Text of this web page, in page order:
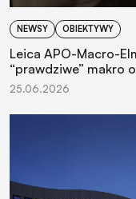
NEWSY OBIEKTYWY
Leica APO-Macro-
“prawdziwe” makro
25.06.2026